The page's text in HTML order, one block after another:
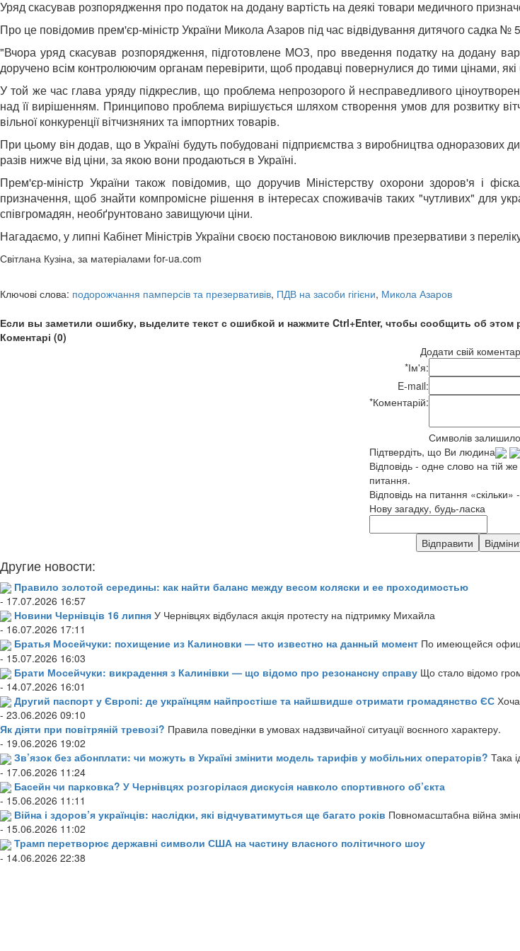
Уряд скасував розпорядження про податок на додану вартість на деякі товари медичного
Про це повідомив прем'єр-міністр України Микола Азаров під час відвідування дитячого садка №
"Вчора уряд скасував розпорядження, підготовлене МОЗ, про введення податку на додану
доручено всім контролюючим органам перевірити, щоб продавці повернулися до тими цінами,
У той же час глава уряду підкреслив, що проблема непрозорого й несправедливого
над її вирішенням. Принципово проблема вирішується шляхом створення умов для розвитку
вільної конкуренції вітчизняних та імпортних товарів.
При цьому він додав, що в Україні будуть побудовані підприємства з виробництва одноразових
разів нижче від ціни, за якою вони продаються в Україні.
Прем'єр-міністр України також повідомив, що доручив Міністерству охорони здоров'я і
призначення, щоб знайти компромісне рішення в інтересах споживачів таких "чутливих" для
співгромадян, необґрунтовано завищуючи ціни.
Нагадаємо, у липні Кабінет Міністрів України своєю постановою виключив презервативи з
Світлана Кузіна, за матеріалами for-ua.com
Ключові слова: подорожчання памперсів та презервативів, ПДВ на засоби гігієни, Микола Азаров
Если вы заметили ошибку, выделите текст с ошибкой и нажмите Ctrl+Enter, чтобы сообщить об этом
Коментарі (0)
Додати свій
*Ім'я:
E-mail:
*Коментарій:
Символів
Підтвердіть, що Ви людина
Відповідь - одне слово на тій
питання.
Відповідь на питання «скільки»
Нову загадку, будь-ласка
Другие новости:
Правило золотой середины: как найти баланс между весом коляски и ее проходимостью
- 17.07.2026 16:57
Новини Чернівців 16 липня У Чернівцях відбулася акція протесту на підтримку Михайла
- 16.07.2026 17:11
Братья Мосейчуки: похищение из Калиновки — что известно на данный момент По имеющейся
- 15.07.2026 16:03
Брати Мосейчуки: викрадення з Калинівки — що відомо про резонансну справу Що стало відомо
- 14.07.2026 16:01
Другий паспорт у Європі: де українцям найпростіше та найшвидше отримати громадянство ЄС
- 23.06.2026 09:10
Як діяти при повітряній тревозі? Правила поведінки в умовах надзвичайної ситуації воєнного характеру.
- 19.06.2026 19:02
Зв’язок без абонплати: чи можуть в Україні змінити модель тарифів у мобільних операторів? Така
- 17.06.2026 11:24
Басейн чи парковка? У Чернівцях розгорілася дискусія навколо спортивного об’єкта
- 15.06.2026 11:11
Війна і здоров’я українців: наслідки, які відчуватимуться ще багато років Повномасштабна війна
- 15.06.2026 11:02
Трамп перетворює державні символи США на частину власного політичного шоу
- 14.06.2026 22:38